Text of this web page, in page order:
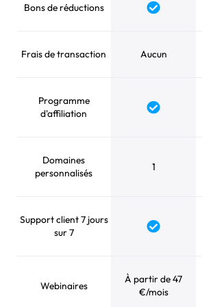
Bons de réductions
Frais de transaction Aucun
Programme
d'affiliation
Domaines
personnalisés
1
Support client 7 jours
sur 7
Webinaires
À partir de 47
€/mois